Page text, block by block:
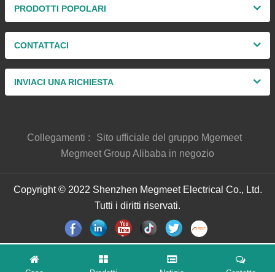
PRODOTTI POPOLARI
CONTATTACI
INVIACI UNA RICHIESTA
Collegamenti :
Sito ufficiale del gruppo Mgemeet
Megmeet Group Alibaba in negozio
Copyright © 2022 Shenzhen Megmeet Electrical Co., Ltd.
Tutti i diritti riservati.